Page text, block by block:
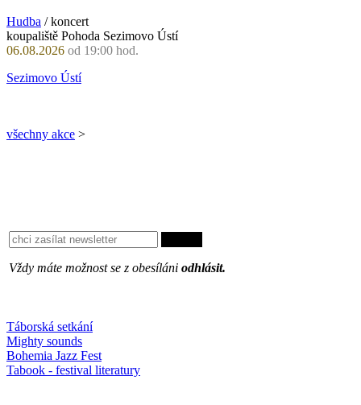
Hudba / koncert
koupaliště Pohoda Sezimovo Ústí
06.08.2026 od 19:00 hod.
Sezimovo Ústí
všechny akce >
Vždy máte možnost se z obesíláni odhlásit.
Táborská setkání
Mighty sounds
Bohemia Jazz Fest
Tabook - festival literatury